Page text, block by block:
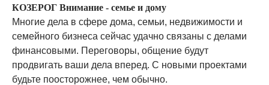
КОЗЕРОГ Внимание - семье и дому
Многие дела в сфере дома, семьи, недвижимости и
семейного бизнеса сейчас удачно связаны с делами
финансовыми. Переговоры, общение будут
продвигать ваши дела вперед. С новыми проектами
будьте поосторожнее, чем обычно.